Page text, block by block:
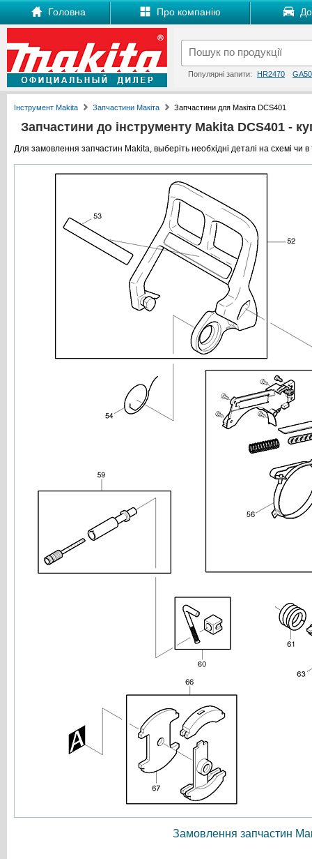
Головна Про компанію
Популярні запити: HR2470
Інструмент Makita Запчастини Макіта Запчастини для Макіта DCS401
Запчастини до інструменту Makita DCS401 -
Для замовлення запчастин Makita, выберіть необхідні деталі на схемі чи в
Замовлення запчастин